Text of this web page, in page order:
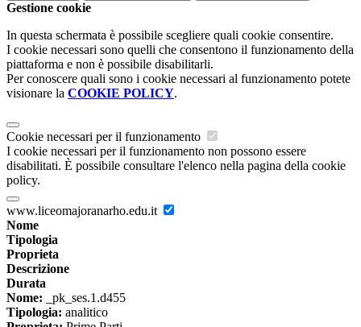
Gestione cookie
In questa schermata è possibile scegliere quali cookie consentire.
I cookie necessari sono quelli che consentono il funzionamento della
piattaforma e non è possibile disabilitarli.
Per conoscere quali sono i cookie necessari al funzionamento potete
visionare la COOKIE POLICY.
Cookie necessari per il funzionamento
I cookie necessari per il funzionamento non possono essere
disabilitati. È possibile consultare l'elenco nella pagina della cookie
policy.
www.liceomajoranarho.edu.it
Nome
Tipologia
Proprieta
Descrizione
Durata
Nome: _pk_ses.1.d455
Tipologia: analitico